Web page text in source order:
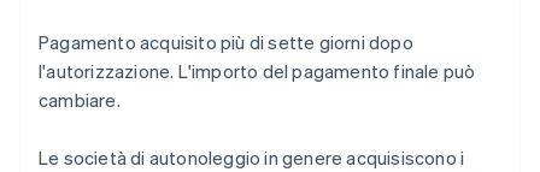
Pagamento acquisito più di sette giorni dopo
l'autorizzazione. L'importo del pagamento finale può
cambiare.
Le società di autonoleggio in genere acquisiscono i